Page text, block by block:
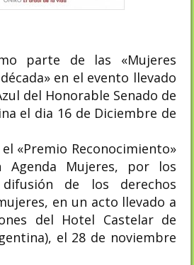
parte de las «Mujeres
en el evento llevado
del Honorable Senado de
el dia 16 de Diciembre de
«Premio Reconocimiento»
Agenda Mujeres, por los
de los derechos
en un acto llevado a
del Hotel Castelar de
el 28 de noviembre